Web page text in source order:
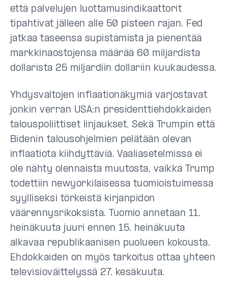
että palvelujen luottamusindikaattorit
tipahtivat jälleen alle 50 pisteen rajan. Fed
jatkaa taseensa supistamista ja pienentää
markkinaostojensa määrää 60 miljardista
dollarista 25 miljardiin dollariin kuukaudessa.
Yhdysvaltojen inflaationäkymiä varjostavat
jonkin verran USA:n presidenttiehdokkaiden
talouspoliittiset linjaukset. Sekä Trumpin että
Bidenin talousohjelmien pelätään olevan
inflaatiota kiihdyttäviä. Vaaliasetelmissa ei
ole nähty olennaista muutosta, vaikka Trump
todettiin newyorkilaisessa tuomioistuimessa
syylliseksi törkeistä kirjanpidon
väärennysrikoksista. Tuomio annetaan 11.
heinäkuuta juuri ennen 15. heinäkuuta
alkavaa republikaanisen puolueen kokousta.
Ehdokkaiden on myös tarkoitus ottaa yhteen
televisioväittelyssä 27. kesäkuuta.